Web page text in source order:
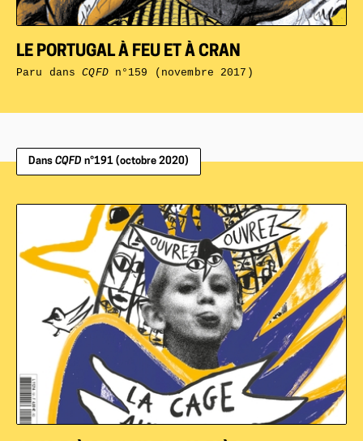
LE PORTUGAL À FEU ET À CRAN
Paru dansCQFDn°159 (novembre 2017)
Dans CQFD n°191 (octobre 2020)